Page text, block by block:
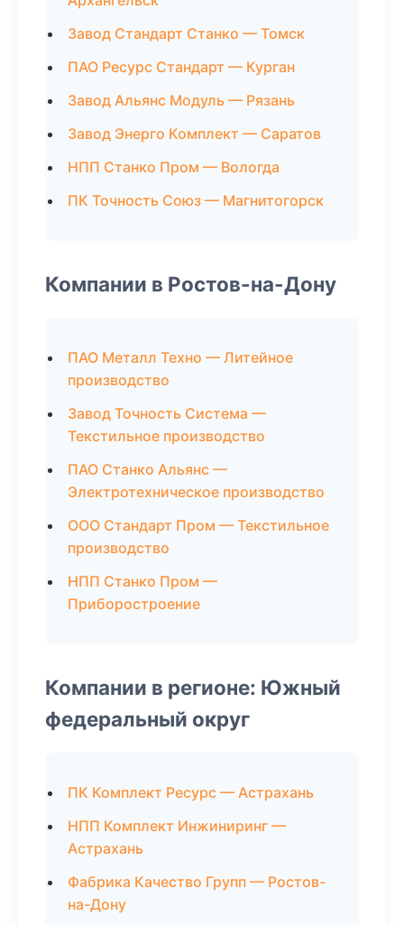
Завод Стандарт Станко — Томск
ПАО Ресурс Стандарт — Курган
Завод Альянс Модуль — Рязань
Завод Энерго Комплект — Саратов
НПП Станко Пром — Вологда
ПК Точность Союз — Магнитогорск
Компании в Ростов-на-Дону
ПАО Металл Техно — Литейное
производство
Завод Точность Система —
Текстильное производство
ПАО Станко Альянс —
Электротехническое производство
ООО Стандарт Пром — Текстильное
производство
НПП Станко Пром —
Приборостроение
Компании в регионе: Южный
федеральный округ
ПК Комплект Ресурс — Астрахань
НПП Комплект Инжиниринг —
Астрахань
Фабрика Качество Групп — Ростов-
на-Дону